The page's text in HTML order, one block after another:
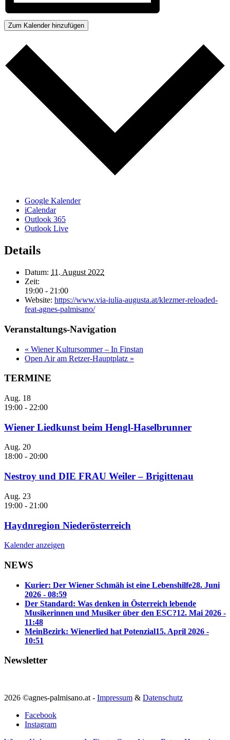
Zum Kalender hinzufügen
Google Kalender
iCalendar
Outlook 365
Outlook Live
Details
Datum: 11. August 2022
Zeit:
19:00 - 21:00
Website: https://www.via-iulia-augusta.at/klezmer-reloaded-
feat-agnes-palmisano/
Veranstaltungs-Navigation
« Wiener Kultursommer – In Finstan
Open Air am Retzer-Hauptplatz »
TERMINE
Aug. 18
19:00 - 22:00
Wiener Liedkunst beim Hengl-Haselbrunner
Aug. 20
18:00 - 20:00
Nestroy und DIE FRAU Weiler – Brigittenau
Aug. 23
19:00 - 21:00
Haydnregion Niederösterreich
Kalender anzeigen
NEWS
Kurier: Der Wiener Schmäh ist eine Lebenshilfe28. Juni
2026 - 08:59
Der Standard: Was denken in Österreich lebende
Musikerinnen und Musiker über den ESC?12. Mai 2026 -
11:48
MeinBezirk: Wienerlied hat Potenzial15. April 2026 -
10:51
Newsletter
2026 ©agnes-palmisano.at - Impressum & Datenschutz
Facebook
Instagram